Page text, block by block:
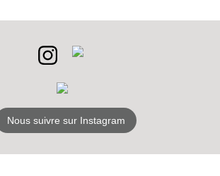
RECEVEZ
LES
BONS PLANS
INSCRIPTION
Nous suivre sur Instagram